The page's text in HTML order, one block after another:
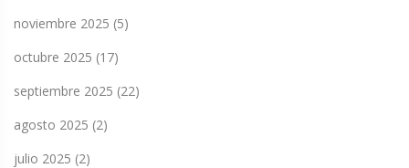
noviembre 2025 (5)
octubre 2025 (17)
septiembre 2025 (22)
agosto 2025 (2)
julio 2025 (2)